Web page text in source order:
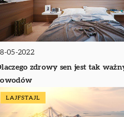
05-2022
zdrowy sen jest tak
LAJFSTAJL